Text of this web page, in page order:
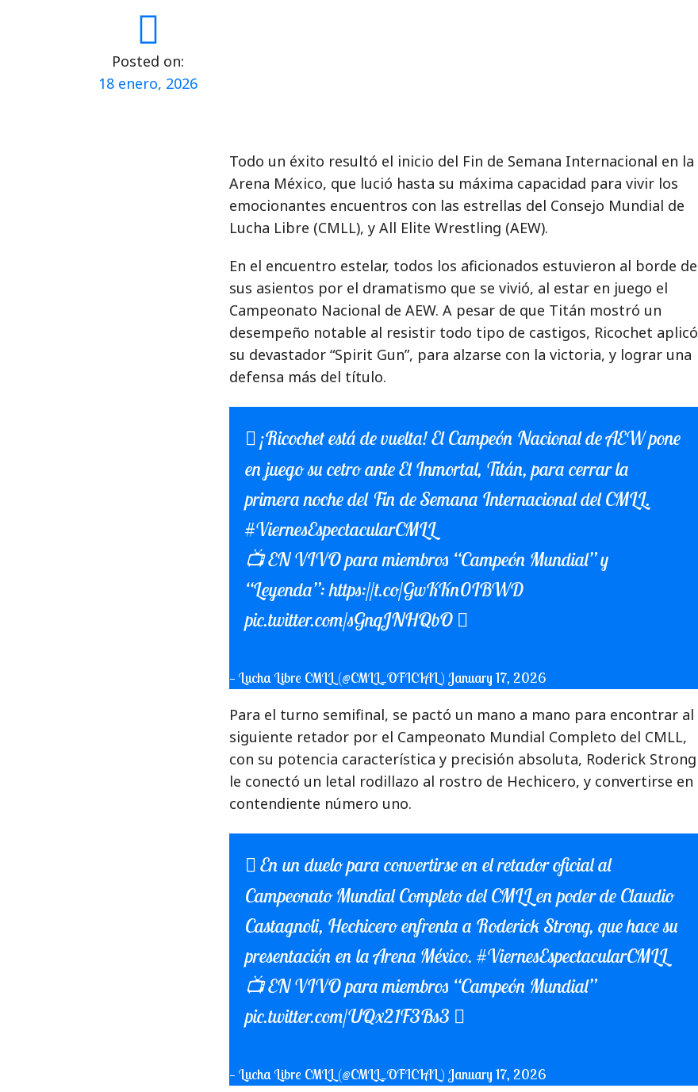
Posted on:
18 enero, 2026
Todo un éxito resultó el inicio del Fin de Semana Internacional en la
Arena México, que lució hasta su máxima capacidad para vivir los
emocionantes encuentros con las estrellas del Consejo Mundial de
Lucha Libre (CMLL), y All Elite Wrestling (AEW).
En el encuentro estelar, todos los aficionados estuvieron al borde de
sus asientos por el dramatismo que se vivió, al estar en juego el
Campeonato Nacional de AEW. A pesar de que Titán mostró un
desempeño notable al resistir todo tipo de castigos, Ricochet aplicó
su devastador “Spirit Gun”, para alzarse con la victoria, y lograr una
defensa más del título.
¡Ricochet está de vuelta! El Campeón Nacional de AEW pone
en juego su cetro ante El Inmortal, Titán, para cerrar la
primera noche del Fin de Semana Internacional del CMLL.
#ViernesEspectacularCMLL
📺 EN VIVO para miembros “Campeón Mundial” y
“Leyenda”:https://t.co/GwKKn0IBWD
pic.twitter.com/sGnqJNHQbO
— Lucha Libre CMLL (@CMLL_OFICIAL)January 17, 2026
Para el turno semifinal, se pactó un mano a mano para encontrar al
siguiente retador por el Campeonato Mundial Completo del CMLL,
con su potencia característica y precisión absoluta, Roderick Strong
le conectó un letal rodillazo al rostro de Hechicero, y convertirse en
contendiente número uno.
En un duelo para convertirse en el retador oficial al
Campeonato Mundial Completo del CMLL en poder de Claudio
Castagnoli, Hechicero enfrenta a Roderick Strong, que hace su
presentación en la Arena México.#ViernesEspectacularCMLL
📺 EN VIVO para miembros “Campeón Mundial”
pic.twitter.com/UQx21F3Bs3
— Lucha Libre CMLL (@CMLL_OFICIAL)January 17, 2026